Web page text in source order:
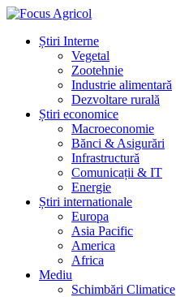
Știri Interne
Vegetal
Zootehnie
Industrie alimentară
Dezvoltare rurală
Știri economice
Macroeconomie
Bănci & Asigurări
Infrastructură
Comunicații & IT
Energie
Știri internationale
Europa
Asia Pacific
America
Africa
Mediu
Schimbări Climatice